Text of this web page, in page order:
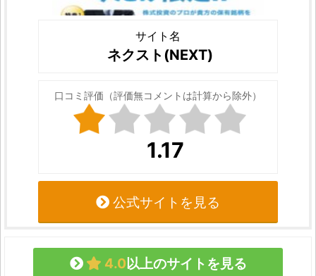
サイト名
ネクスト(NEXT)
口コミ評価（評価無コメントは計算から除外）
1.17
公式サイトを見る
4.0以上のサイトを見る